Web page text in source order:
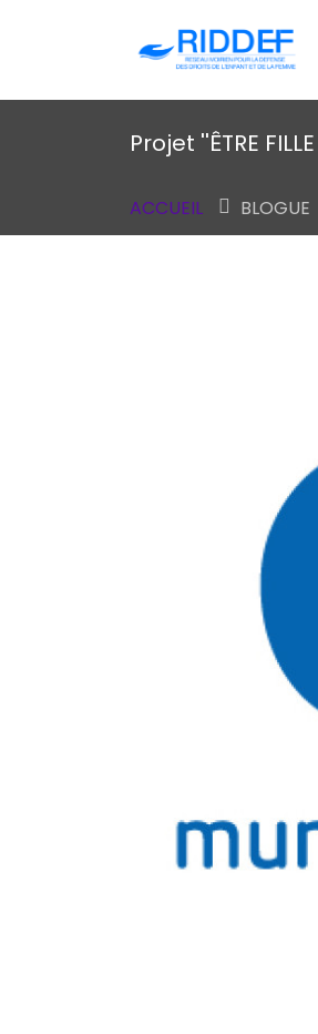
Projet ''ÊTRE
ACCUEIL BLOGUE